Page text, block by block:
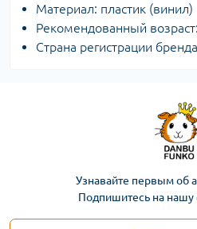
Материал: пластик (винил)
Рекомендованный
Страна регистрации
Узнавайте первым об
Подпишитесь на нашу